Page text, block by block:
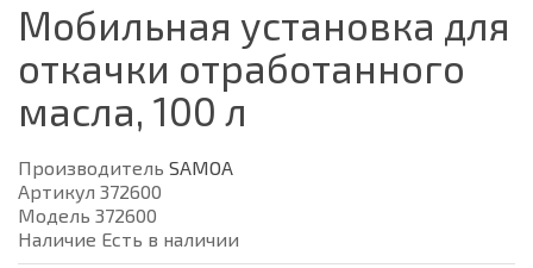
Мобильная установка для
откачки отработанного
масла, 100 л
Производитель SAMOA
Артикул 372600
Модель 372600
Наличие Есть в наличии